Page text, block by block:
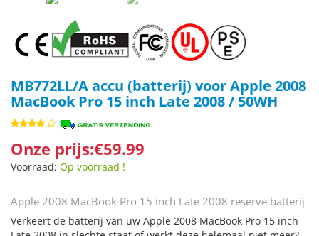
MB772LL/A accu (batterij) voor Apple 2008
MacBook Pro 15 inch Late 2008 / 50WH
Onze prijs:€59.99
Voorraad: Op voorraad !
Apple 2008 MacBook Pro 15 inch Late 2008 reserve batterij
Verkeert de batterij van uw Apple 2008 MacBook Pro 15 inch